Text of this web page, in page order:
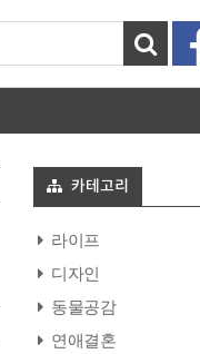
카테고리
라이프
디자인
동물공감
연애결혼